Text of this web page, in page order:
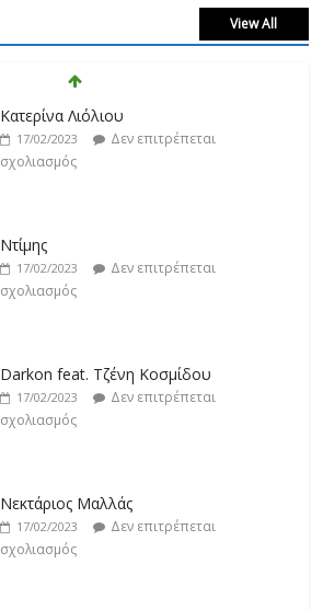
View All
Κατερίνα Λιόλιου
17/02/2023
Δεν επιτρέπεται
σχολιασμός
Ντίμης
17/02/2023
Δεν επιτρέπεται
σχολιασμός
Darkon feat. Τζένη Κοσμίδου
17/02/2023
Δεν επιτρέπεται
σχολιασμός
Νεκτάριος Μαλλάς
17/02/2023
Δεν επιτρέπεται
σχολιασμός